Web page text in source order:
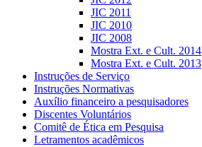
JIC 2011
JIC 2010
JIC 2008
Mostra Ext. e Cult. 2014
Mostra Ext. e Cult. 2013
Instruções de Serviço
Instruções Normativas
Auxílio financeiro a pesquisadores
Discentes Voluntários
Comitê de Ética em Pesquisa
Letramentos acadêmicos